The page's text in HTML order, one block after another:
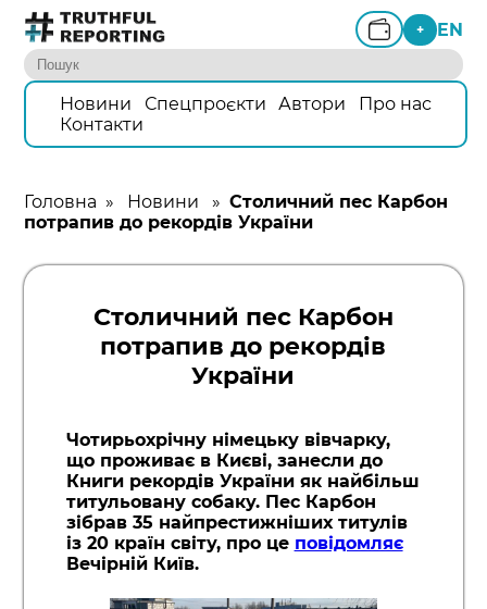
+ EN
Новини Спецпроєкти Автори
Про нас
Контакти
Головна » Новини »Столичний пес Карбон
потрапив до рекордів України
Столичний пес Карбон
потрапив до рекордів
України
Чотирьохрічну німецьку вівчарку,
що проживає в Києві, занесли до
Книги рекордів України як найбільш
титульовану собаку. Пес Карбон
зібрав 35 найпрестижніших титулів
із 20 країн світу, про це повідомляє
Вечірній Київ.